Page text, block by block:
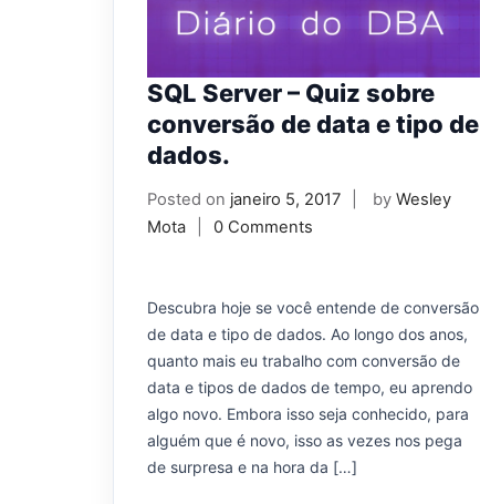
SQL Server – Quiz sobre
conversão de data e tipo de
dados.
Posted on janeiro 5, 2017 by Wesley
Mota
0 Comments
Descubra hoje se você entende de conversão
de data e tipo de dados. Ao longo dos anos,
quanto mais eu trabalho com conversão de
data e tipos de dados de tempo, eu aprendo
algo novo. Embora isso seja conhecido, para
alguém que é novo, isso as vezes nos pega
de surpresa e na hora da […]